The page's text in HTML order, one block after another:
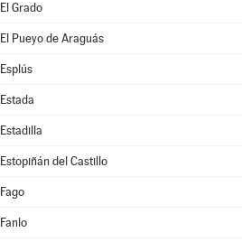
El Grado
El Pueyo de Araguás
Esplús
Estada
Estadilla
Estopiñán del Castillo
Fago
Fanlo